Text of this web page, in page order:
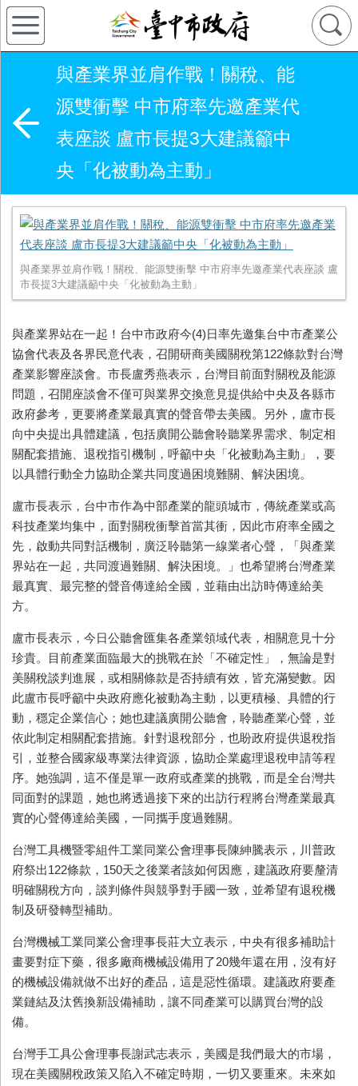
與產業界並肩作戰！關稅、能
源雙衝擊 中市府率先邀產業代
表座談 盧市長提3大建議籲中
央「化被動為主動」
與產業界並肩作戰！關稅、能源雙衝擊 中市府率先邀產業代表座談 盧
市長提3大建議籲中央「化被動為主動」
與產業界站在一起！台中市政府今(4)日率先邀集台中市產業公
協會代表及各界民意代表，召開研商美國關稅第122條款對台灣
產業影響座談會。市長盧秀燕表示，台灣目前面對關稅及能源
問題，召開座談會不僅可與業界交換意見提供給中央及各縣市
政府參考，更要將產業最真實的聲音帶去美國。另外，盧市長
向中央提出具體建議，包括廣開公聽會聆聽業界需求、制定相
關配套措施、退稅指引機制，呼籲中央「化被動為主動」，要
以具體行動全力協助企業共同度過困境難關、解決困境。
盧市長表示，台中市作為中部產業的龍頭城市，傳統產業或高
科技產業均集中，面對關稅衝擊首當其衝，因此市府率全國之
先，啟動共同對話機制，廣泛聆聽第一線業者心聲，「與產業
界站在一起，共同渡過難關、解決困境。」也希望將台灣產業
最真實、最完整的聲音傳達給全國，並藉由出訪時傳達給美
方。
盧市長表示，今日公聽會匯集各產業領域代表，相關意見十分
珍貴。目前產業面臨最大的挑戰在於「不確定性」，無論是對
美關稅談判進展，或相關條款是否持續有效，皆充滿變數。因
此盧市長呼籲中央政府應化被動為主動，以更積極、具體的行
動，穩定企業信心；她也建議廣開公聽會，聆聽產業心聲，並
依此制定相關配套措施。針對退稅部分，也盼政府提供退稅指
引，並整合國家級專業法律資源，協助企業處理退稅申請等程
序。她強調，這不僅是單一政府或產業的挑戰，而是全台灣共
同面對的課題，她也將透過接下來的出訪行程將台灣產業最真
實的心聲傳達給美國，一同攜手度過難關。
台灣工具機暨零組件工業同業公會理事長陳紳騰表示，川普政
府祭出122條款， 150天之後業者該如何因應，建議政府要釐清
明確關稅方向，談判條件與競爭對手國一致，並希望有退稅機
制及研發轉型補助。
台灣機械工業同業公會理事長莊大立表示，中央有很多補助計
畫要對症下藥，很多廠商機械設備用了20幾年還在用，沒有好
的機械設備就做不出好的產品，這是惡性循環。建議政府要產
業鏈結及汰舊換新設備補助，讓不同產業可以購買台灣的設
備。
台灣手工具公會理事長謝武志表示，美國是我們最大的市場，
現在美國關稅政策又陷入不確定時期，一切又要重來。未來如